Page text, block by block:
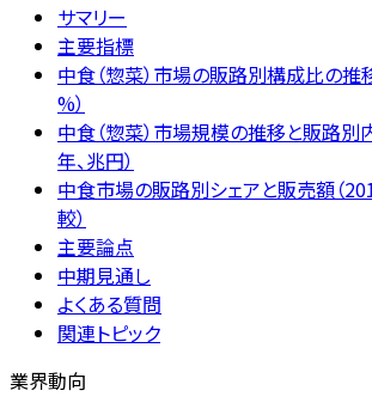
サマリー
主要指標
中食（惣菜）市場の販路別構成比の推
%）
中食（惣菜）市場規模の推移と販路別
年、兆円）
中食市場の販路別シェアと販売額（
較）
主要論点
中期見通し
よくある質問
関連トピック
業界動向